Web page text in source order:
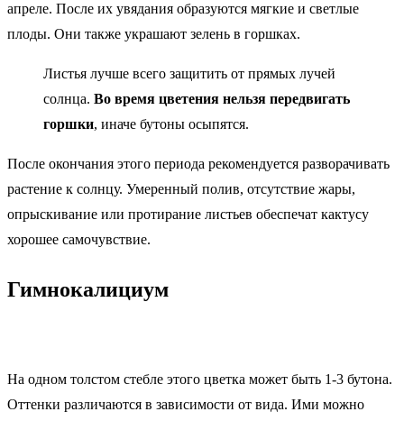
апреле. После их увядания образуются мягкие и светлые
плоды. Они также украшают зелень в горшках.
Листья лучше всего защитить от прямых лучей
солнца. Во время цветения нельзя передвигать
горшки, иначе бутоны осыпятся.
После окончания этого периода рекомендуется разворачивать
растение к солнцу. Умеренный полив, отсутствие жары,
опрыскивание или протирание листьев обеспечат кактусу
хорошее самочувствие.
Гимнокалициум
На одном толстом стебле этого цветка может быть 1-3 бутона.
Оттенки различаются в зависимости от вида. Ими можно